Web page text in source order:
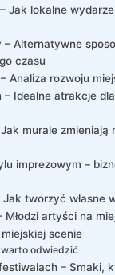
Jak lokalne
– Alternatywne
czasu
Analiza rozwoju
– Idealne atrakcje
murale zmieniają
imprezowym –
tworzyć własne
Młodzi artyści na
scenie
odwiedzić
– Smaki,